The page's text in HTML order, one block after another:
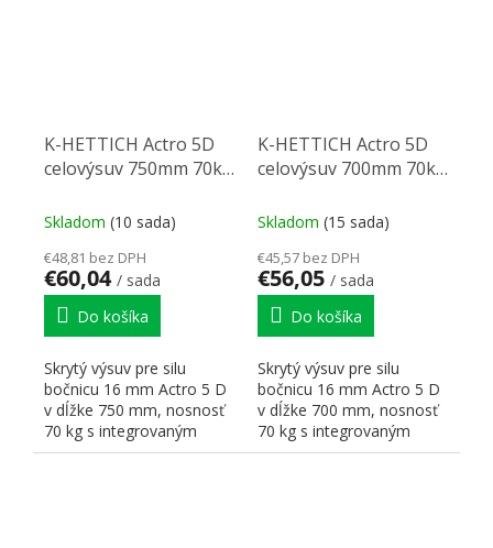
K-HETTICH Actro 5D
celovýsuv 750mm 70kg
Skladom (10 sada)
€48,81 bez DPH
€60,04 / sada
Do košíka
Skrytý výsuv pre silu
bočnicu 16 mm Actro 5 D
v dĺžke 750 mm, nosnosť
70 kg s integrovaným
tlmením Silent Systém (Si...
K-HETTICH Actro 5D
celovýsuv 700mm 70kg
Skladom (15 sada)
€45,57 bez DPH
€56,05 / sada
Do košíka
Skrytý výsuv pre silu
bočnicu 16 mm Actro 5 D
v dĺžke 700 mm, nosnosť
70 kg s integrovaným
tlmením Silent Systém (Si...